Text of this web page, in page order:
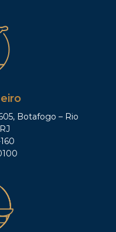
Botafogo – Rio